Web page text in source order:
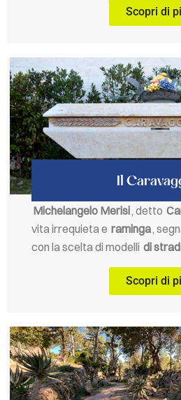
Scopri di
Il
Michelangelo Merisi, detto
vita irrequieta e raminga,
con la scelta di modelli di
Scopri di